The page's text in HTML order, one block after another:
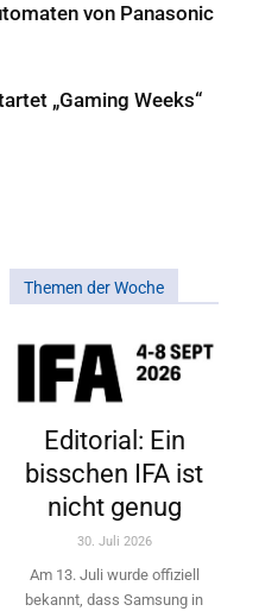
von Panasonic
„Gaming Weeks“
Themen der Woche
Editorial: Ein
bisschen IFA ist
nicht genug
30. Juli 2026
Am 13. Juli wurde offiziell
bekannt, dass Samsung in